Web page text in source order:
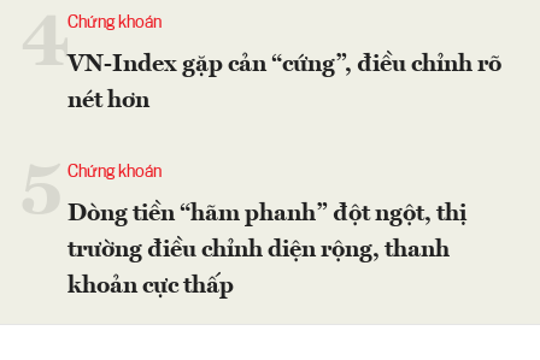
4Chứng khoán
VN-Index gặp cản “cứng”, điều chỉnh rõ
nét hơn
Chứng khoán
Dòng tiền “hãm phanh” đột ngột, thị
trường điều chỉnh diện rộng, thanh
khoản cực thấp